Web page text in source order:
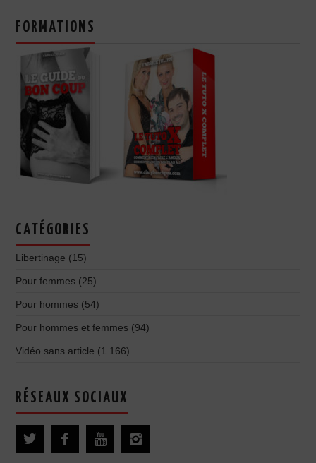
FORMATIONS
CATÉGORIES
Libertinage (15)
Pour femmes (25)
Pour hommes (54)
Pour hommes et femmes (94)
Vidéo sans article (1 166)
RÉSEAUX SOCIAUX